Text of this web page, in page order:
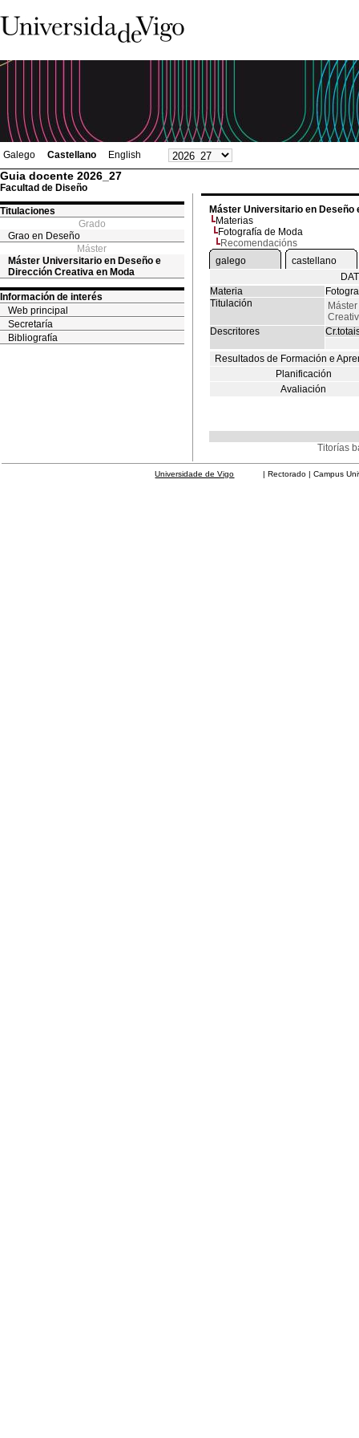
Galego Castellano English
Guia docente 2026_27
Facultad de Diseño
Titulaciones
Grado
Grao en Deseño
Máster
Máster Universitario en Deseño e
Dirección Creativa en Moda
Información de interés
Web principal
Secretaría
Bibliografía
Máster Universitario en Deseño
Materias
Fotografía de Moda
Recomendacións
galego
castellano
Materia
Titulación
Descritores
Resultados de Formación e
Planificación
Avaliación
Titorías
Universidade de Vigo | Rectorado | Campus